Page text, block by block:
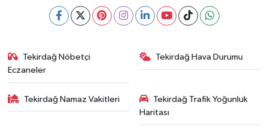
Tekirdağ Nöbetçi
Eczaneler
Tekirdağ Hava Durumu
Tekirdağ Namaz Vakitleri
Tekirdağ Trafik Yoğunluk
Haritası